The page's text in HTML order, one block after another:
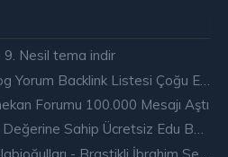
Nesil tema indir
Forumu 100.000 Mesajı Aştı
5 Adet Yüksek DA/PA Değerine Sahip Ücretsiz Edu Backlink